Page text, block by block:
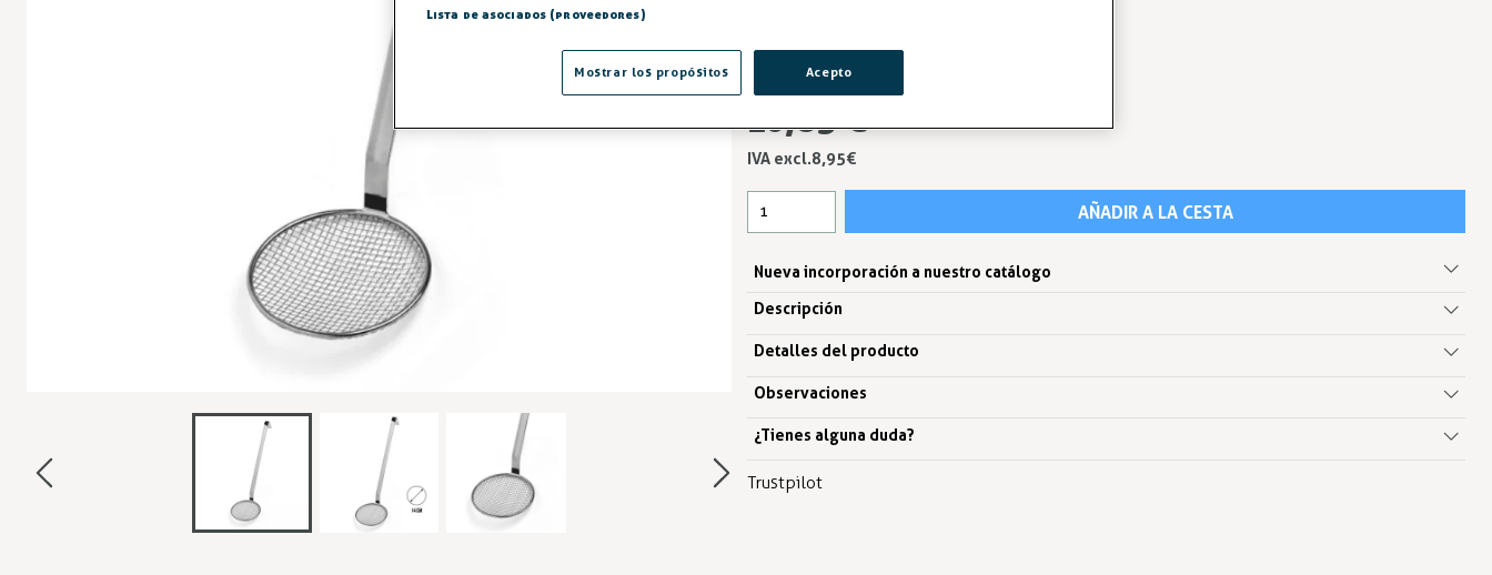
10,83 €
IVA excl.8,95 €
AÑADIR A LA CESTA
Nueva incorporación a nuestro catálogo
Descripción
Detalles del producto
Observaciones
¿Tienes alguna duda?
Trustpilot
Lista de asociados (proveedores)
Acepto
Mostrar los propósitos